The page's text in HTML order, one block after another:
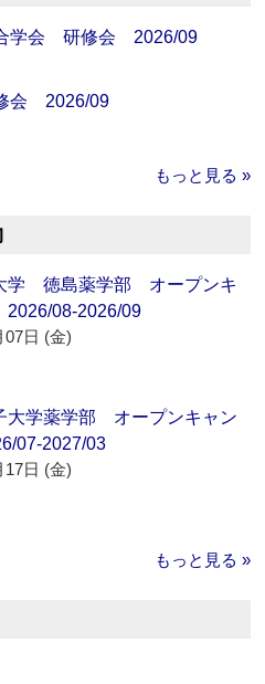
学会 研修会 2026/09
会 2026/09
もっと見る »
学 徳島薬学部 オープンキ
08-2026/09
07日 (金)
大学薬学部 オープンキャン
07-2027/03
17日 (金)
もっと見る »